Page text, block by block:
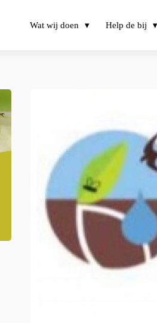
Wat wij doen Help de bij